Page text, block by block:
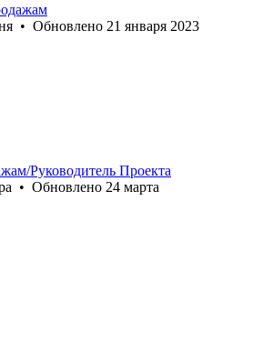
• Обновлено 21 января 2023
Руководитель Проекта
• Обновлено 24 марта